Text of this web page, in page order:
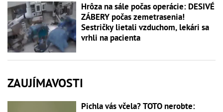
Hrôza na sále počas operácie: DESIVÉ
ZÁBERY počas zemetrasenia!
Sestričky lietali vzduchom, lekári sa
vrhli na pacienta
ZAUJÍMAVOSTI
Pichla vás včela? TOTO nerobte: